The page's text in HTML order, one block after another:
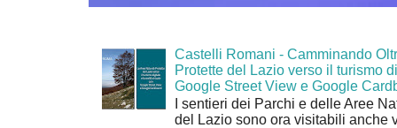
Castelli Romani - Camminando
Protette del Lazio verso il turismo
Google Street View e Google
I sentieri dei Parchi e delle Aree
del Lazio sono ora visitabili anche